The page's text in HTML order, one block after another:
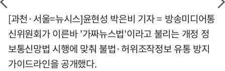
[과천·서울=뉴시스]윤현성 박은비 기자 = 방송미디어통
신위원회가 이른바 '가짜뉴스법'이라고 불리는 개정 정
보통신망법 시행에 맞춰 불법·허위조작정보 유통 방지
가이드라인을 공개했다.